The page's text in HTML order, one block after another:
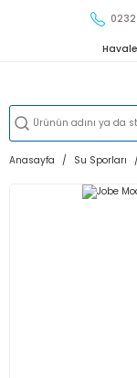
Anasayfa Su Sporları